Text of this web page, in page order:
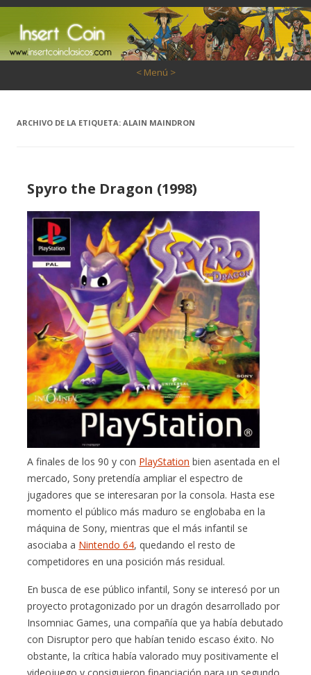
< Menú >
ARCHIVO DE LA ETIQUETA: ALAIN MAINDRON
Spyro the Dragon (1998)
A finales de los 90 y con PlayStation bien asentada en el
mercado, Sony pretendía ampliar el espectro de
jugadores que se interesaran por la consola. Hasta ese
momento el público más maduro se englobaba en la
máquina de Sony, mientras que el más infantil se
asociaba a Nintendo 64, quedando el resto de
competidores en una posición más residual.
En busca de ese público infantil, Sony se interesó por un
proyecto protagonizado por un dragón desarrollado por
Insomniac Games, una compañía que ya había debutado
con Disruptor pero que habían tenido escaso éxito. No
obstante, la crítica había valorado muy positivamente el